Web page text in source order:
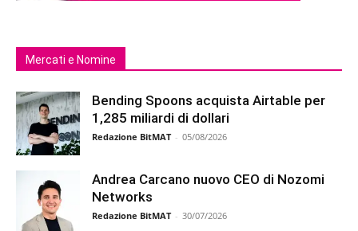
Mercati e Nomine
Bending Spoons acquista Airtable per
1,285 miliardi di dollari
Redazione BitMAT - 05/08/2026
Andrea Carcano nuovo CEO di Nozomi
Networks
Redazione BitMAT - 30/07/2026